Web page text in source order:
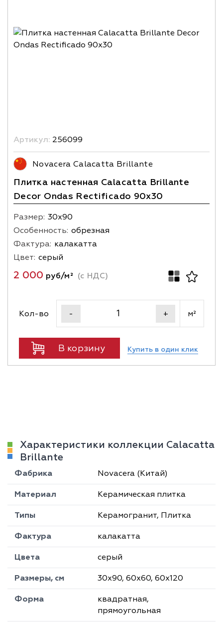
Артикул: 256099
Novacera Calacatta Brillante
Плитка настенная Calacatta Brillante
Decor Ondas Rectificado 90x30
Размер: 30х90
Особенность: обрезная
Фактура: калакатта
Цвет: серый
2 000 руб/м² (с НДС)
Кол-во - + м²
В корзину Купить в один клик
Характеристики коллекции Calacatta
Brillante
Фабрика Novacera (Китай)
Материал Керамическая плитка
Типы Керамогранит, Плитка
Фактура калакатта
Цвета серый
Размеры, см 30х90, 60х60, 60х120
Форма
квадратная,
прямоугольная